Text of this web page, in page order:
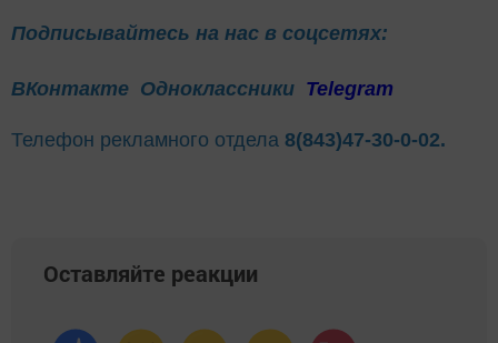
Подписывайтесь на нас в соцсетях:
ВКонтакте Одноклассники Telegram
Телефон рекламного отдела 8(843)47-30-0-02.
Оставляйте реакции